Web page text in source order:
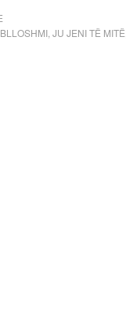
JU JENI TË MITË